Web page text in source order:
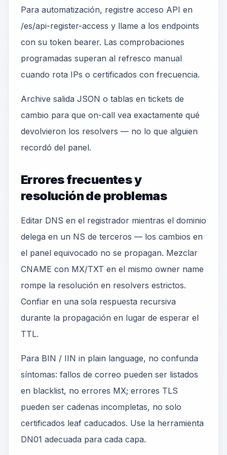
Para automatización, registre acceso API en
/es/api-register-access y llame a los endpoints
con su token bearer. Las comprobaciones
programadas superan al refresco manual
cuando rota IPs o certificados con frecuencia.
Archive salida JSON o tablas en tickets de
cambio para que on-call vea exactamente qué
devolvieron los resolvers — no lo que alguien
recordó del panel.
Errores frecuentes y
resolución de problemas
Editar DNS en el registrador mientras el dominio
delega en un NS de terceros — los cambios en
el panel equivocado no se propagan. Mezclar
CNAME con MX/TXT en el mismo owner name
rompe la resolución en resolvers estrictos.
Confiar en una sola respuesta recursiva
durante la propagación en lugar de esperar el
TTL.
Para BIN / IIN in plain language, no confunda
síntomas: fallos de correo pueden ser listados
en blacklist, no errores MX; errores TLS
pueden ser cadenas incompletas, no solo
certificados leaf caducados. Use la herramienta
DN01 adecuada para cada capa.